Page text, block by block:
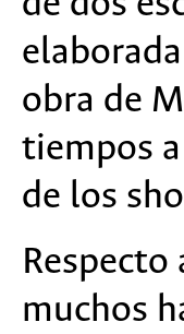
obra de
tiempos
de los
muchos